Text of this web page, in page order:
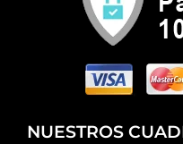
NUESTROS